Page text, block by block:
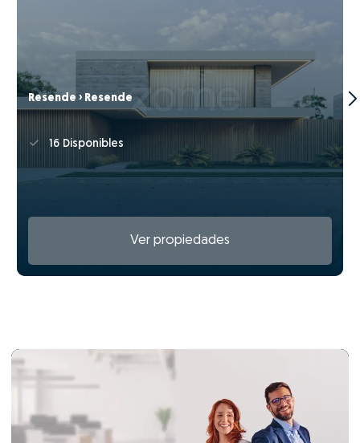
Resende › Resende
16 Disponibles
Ver propiedades